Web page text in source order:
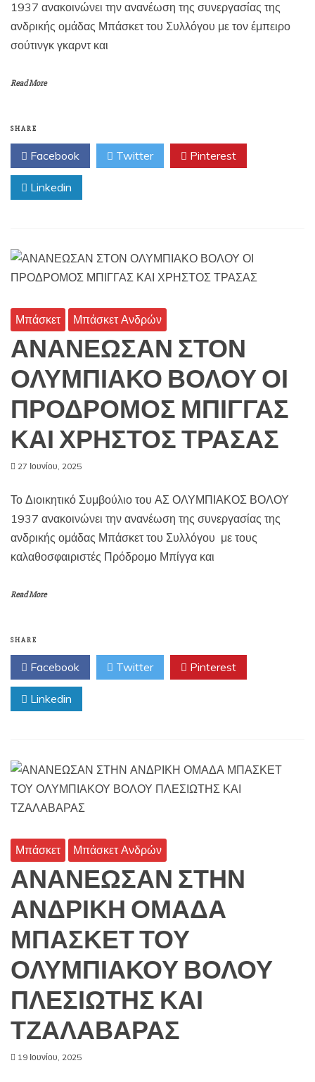
1937 ανακοινώνει την ανανέωση της συνεργασίας της
ανδρικής ομάδας Μπάσκετ του Συλλόγου με τον έμπειρο
σούτινγκ γκαρντ και
Read More
SHARE
Facebook Twitter Pinterest
Linkedin
Μπάσκετ Μπάσκετ Ανδρών
ΑΝΑΝΕΩΣΑΝ ΣΤΟΝ
ΟΛΥΜΠΙΑΚΟ ΒΟΛΟΥ ΟΙ
ΠΡΟΔΡΟΜΟΣ ΜΠΙΓΓΑΣ
ΚΑΙ ΧΡΗΣΤΟΣ ΤΡΑΣΑΣ
27 Ιουνίου, 2025
Το Διοικητικό Συμβούλιο του ΑΣ ΟΛΥΜΠΙΑΚΟΣ ΒΟΛΟΥ
1937 ανακοινώνει την ανανέωση της συνεργασίας της
ανδρικής ομάδας Μπάσκετ του Συλλόγου με τους
καλαθοσφαιριστές Πρόδρομο Μπίγγα και
Read More
SHARE
Facebook Twitter Pinterest
Linkedin
Μπάσκετ Μπάσκετ Ανδρών
ΑΝΑΝΕΩΣΑΝ ΣΤΗΝ
ΑΝΔΡΙΚΗ ΟΜΑΔΑ
ΜΠΑΣΚΕΤ ΤΟΥ
ΟΛΥΜΠΙΑΚΟΥ ΒΟΛΟΥ
ΠΛΕΣΙΩΤΗΣ ΚΑΙ
ΤΖΑΛΑΒΑΡΑΣ
19 Ιουνίου, 2025